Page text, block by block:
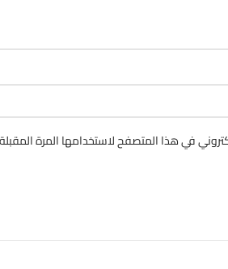
في هذا المتصفح لاستخدامها المرة